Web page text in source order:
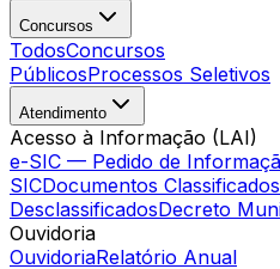
Concursos
TodosConcursos
PúblicosProcessos Seletivos
Atendimento
Acesso à Informação (LAI)
e-SIC — Pedido de
SICDocumentos Classificados
DesclassificadosDecreto
Ouvidoria
OuvidoriaRelatório Anual